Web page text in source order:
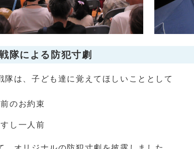
隊による防犯寸劇
は、子ども達に覚えてほしいこととして
のお約束
し一人前